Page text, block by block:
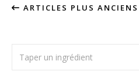
ARTICLES PLUS ANCIENS